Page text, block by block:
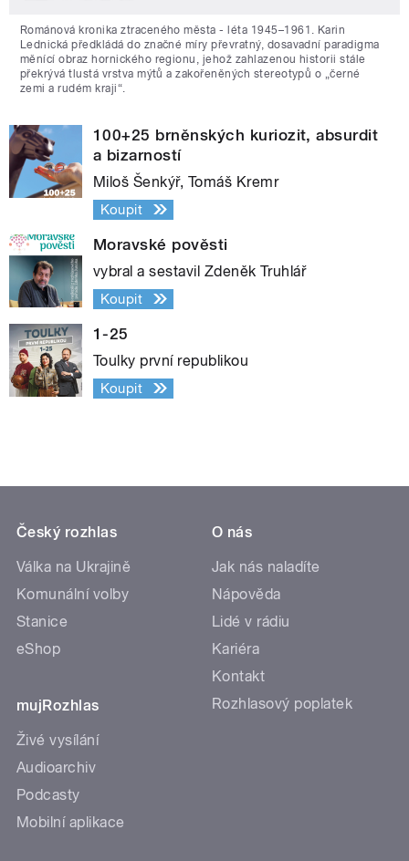
Románová kronika ztraceného města - léta 1945–1961. Karin
Lednická předkládá do značné míry převratný, dosavadní paradigma
měnící obraz hornického regionu, jehož zahlazenou historii stále
překrývá tlustá vrstva mýtů a zakořeněných stereotypů o „černé
zemi a rudém kraji“.
100+25 brněnských kuriozit, absurdit
a bizarností
Miloš Šenkýř, Tomáš Kremr
Koupit
Moravské pověsti
vybral a sestavil Zdeněk Truhlář
Koupit
1-25
Toulky první republikou
Koupit
Český rozhlas
Válka na Ukrajině
Komunální volby
Stanice
eShop
mujRozhlas
Živé vysílání
Audioarchiv
Podcasty
Mobilní aplikace
O nás
Jak nás naladíte
Nápověda
Lidé v rádiu
Kariéra
Kontakt
Rozhlasový poplatek